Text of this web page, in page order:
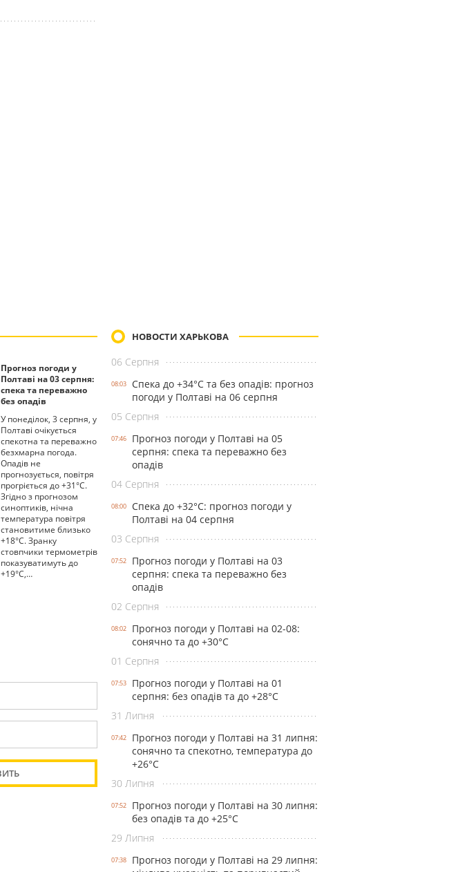
Прогноз погоди у
Полтаві на 03 серпня:
спека та переважно
без опадів
У понеділок, 3 серпня, у
Полтаві очікується
спекотна та переважно
безхмарна погода.
Опадів не
прогнозується, повітря
прогріється до +31°С.
Згідно з прогнозом
синоптиків, нічна
температура повітря
становитиме близько
+18°С. Зранку
стовпчики термометрів
показуватимуть до
+19°С,…
НОВОСТИ ХАРЬКОВА
06 Серпня
08:03
Спека до +34°С та без опадів: прогноз
погоди у Полтаві на 06 серпня
05 Серпня
07:46
Прогноз погоди у Полтаві на 05
серпня: спека та переважно без
опадів
04 Серпня
08:00
Спека до +32°С: прогноз погоди у
Полтаві на 04 серпня
03 Серпня
07:52
Прогноз погоди у Полтаві на 03
серпня: спека та переважно без
опадів
02 Серпня
08:02
Прогноз погоди у Полтаві на 02-08:
сонячно та до +30°С
01 Серпня
07:53
Прогноз погоди у Полтаві на 01
серпня: без опадів та до +28°С
31 Липня
07:42
Прогноз погоди у Полтаві на 31 липня:
сонячно та спекотно, температура до
+26°С
30 Липня
07:52
Прогноз погоди у Полтаві на 30 липня:
без опадів та до +25°С
29 Липня
07:38
Прогноз погоди у Полтаві на 29 липня: